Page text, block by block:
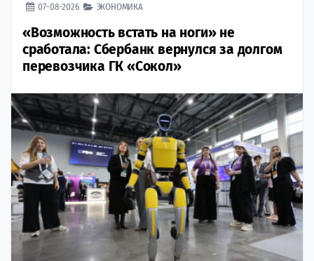
07-08-2026 ЭКОНОМИКА
«Возможность встать на ноги» не
сработала: Сбербанк вернулся за долгом
перевозчика ГК «Сокол»